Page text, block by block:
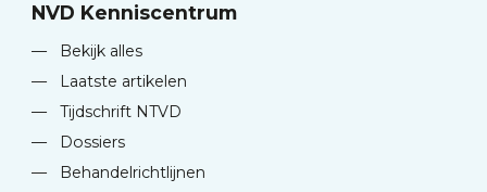
NVD Kenniscentrum
—
Bekijk alles
—
Laatste artikelen
—
Tijdschrift NTVD
—
Dossiers
—
Behandelrichtlijnen